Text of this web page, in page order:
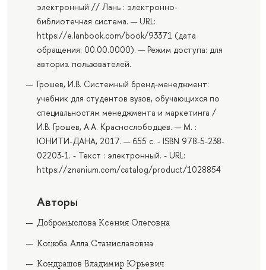
электронный // Лань : электронно-
библиотечная система. — URL:
https://e.lanbook.com/book/93371 (дата
обращения: 00.00.0000). — Режим доступа: для
авториз. пользователей.
Грошев, И.В. Системный бренд-менеджмент:
учебник для студентов вузов, обучающихся по
специальностям менеджмента и маркетинга /
И.В. Грошев, А.А. Краснослободцев. — М. :
ЮНИТИ-ДАНА, 2017. — 655 с. - ISBN 978-5-238-
02203-1. - Текст : электронный. - URL:
https://znanium.com/catalog/product/1028854
Авторы
Добромыслова Ксения Олеговна
Коцюба Алла Станиславовна
Кондрашов Владимир Юрьевич